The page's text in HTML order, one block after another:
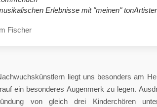
Erlebnisse mit "meinen"
Fischer
liegt uns besonders am
ein besonderes Augenmerk zu legen.
von gleich drei Kinderchören